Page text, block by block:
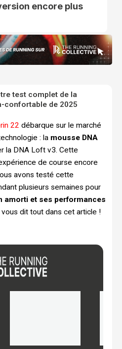
encore plus
test complet de la
confortable de 2025
22 débarque sur le marché
: la mousse DNA
la DNA Loft v3. Cette
de course encore
avons testé cette
plusieurs semaines pour
amorti et ses performances
vous dit tout dans cet article !